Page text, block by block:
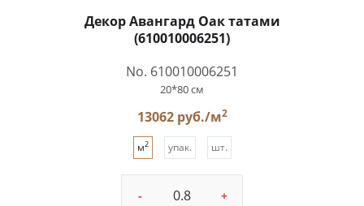
Декор Авангард Оак татами
(610010006251)
No. 610010006251
20*80 см
13062 руб./м2
м2 упак. шт.
- +